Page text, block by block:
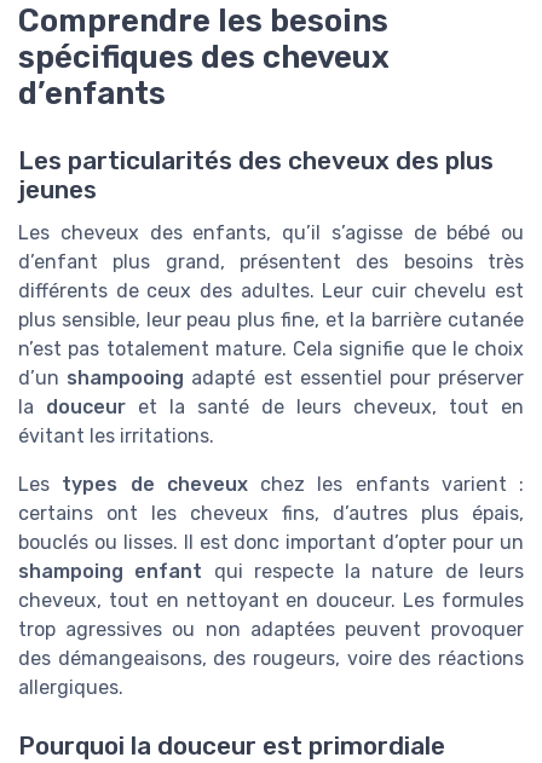
Comprendre les besoins
spécifiques des cheveux
d’enfants
Les particularités des cheveux des plus
jeunes
Les cheveux des enfants, qu’il s’agisse de bébé ou
d’enfant plus grand, présentent des besoins très
différents de ceux des adultes. Leur cuir chevelu est
plus sensible, leur peau plus fine, et la barrière cutanée
n’est pas totalement mature. Cela signifie que le choix
d’un shampooing adapté est essentiel pour préserver
la douceur et la santé de leurs cheveux, tout en
évitant les irritations.
Les types de cheveuxchez les enfants varient :
certains ont les cheveux fins, d’autres plus épais,
bouclés ou lisses. Il est donc important d’opter pour un
shampoing enfant qui respecte la nature de leurs
cheveux, tout en nettoyant en douceur. Les formules
trop agressives ou non adaptées peuvent provoquer
des démangeaisons, des rougeurs, voire des réactions
allergiques.
Pourquoi la douceur est primordiale